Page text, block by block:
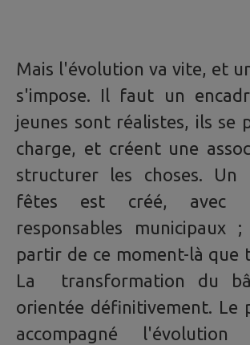
Mais l'évolution va vite, et
s'impose. Il faut un
jeunes sont réalistes, ils se
charge, et créent une
structurer les choses. Un
fêtes est créé, avec
responsables
partir de ce moment-là que
La transformation du
orientée définitivement. Le
accompagné